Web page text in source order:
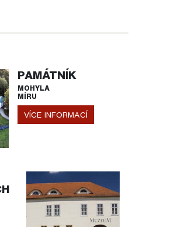
PAMÁTNÍK
MOHYLA
MÍRU
VÍCE INFORMACÍ